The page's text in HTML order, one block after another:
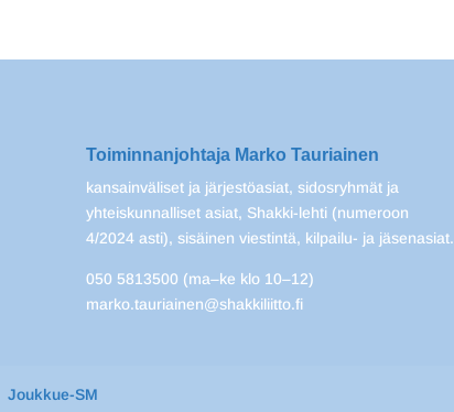
Toiminnanjohtaja Marko Tauriainen
kansainväliset ja järjestöasiat, sidosryhmät ja
yhteiskunnalliset asiat, Shakki-lehti (numeroon
4/2024 asti), sisäinen viestintä, kilpailu- ja jäsenasiat.
050 5813500 (ma–ke klo 10–12)
marko.tauriainen@shakkiliitto.fi
Joukkue-SM